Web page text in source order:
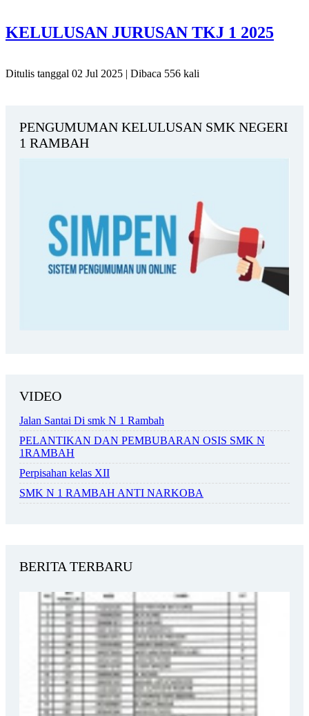
KELULUSAN JURUSAN TKJ 1 2025
Ditulis tanggal 02 Jul 2025 | Dibaca 556 kali
PENGUMUMAN KELULUSAN SMK NEGERI
1 RAMBAH
VIDEO
Jalan Santai Di smk N 1 Rambah
PELANTIKAN DAN PEMBUBARAN OSIS SMK N
1RAMBAH
Perpisahan kelas XII
SMK N 1 RAMBAH ANTI NARKOBA
BERITA TERBARU